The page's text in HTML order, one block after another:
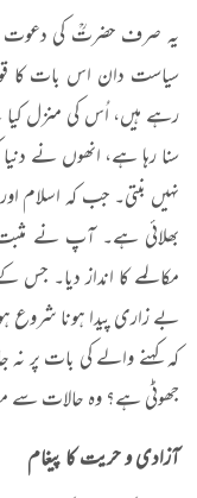
یہ صرف حضرتؒ کی دعوت کے
سیاست دان اس بات کا
رہے ہیں، اُس کی منزل کیا
سنا رہا ہے، انھوں نے
نہیں بنتی۔ جب کہ اسلام
بھلائی ہے۔ آپ نے مثبت
مکالمے کا انداز دیا۔ جس
بے زاری پیدا ہونا
کہ کہنے والے کی بات پر
جھوٹی ہے؟ وہ حالات سے
آزادی و حریت کا پیغام